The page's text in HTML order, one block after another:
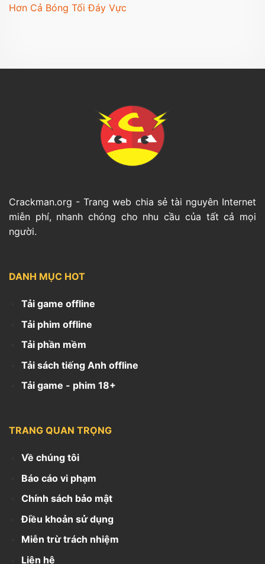
Hơn Cả Bóng Tối Đáy Vực
Crackman.org - Trang web chia sẻ tài nguyên Internet
miễn phí, nhanh chóng cho nhu cầu của tất cả mọi
người.
DANH MỤC HOT
Tải game offline
Tải phim offline
Tải phần mềm
Tải sách tiếng Anh offline
Tải game - phim 18+
TRANG QUAN TRỌNG
Về chúng tôi
Báo cáo vi phạm
Chính sách bảo mật
Điều khoản sử dụng
Miễn trừ trách nhiệm
Liên hệ